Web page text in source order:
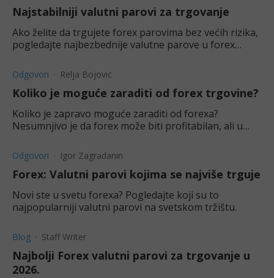
Najstabilniji valutni parovi za trgovanje
Ako želite da trgujete forex parovima bez većih rizika,
pogledajte najbezbednije valutne parove u forex
Odgovori Relja Bojovic
Koliko je moguće zaraditi od forex trgovine?
Koliko je zapravo moguće zaraditi od forexa?
Nesumnjivo je da forex može biti profitabilan, ali u
Odgovori Igor Zagradanin
Forex: Valutni parovi kojima se najviše trguje
Novi ste u svetu forexa? Pogledajte koji su to
najpopularniji valutni parovi na svetskom tržištu.
Blog Staff Writer
Najbolji Forex valutni parovi za trgovanje u
2026.